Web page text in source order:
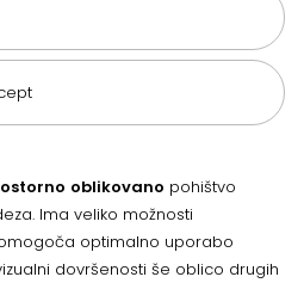
oblikovano pohištvo
Ima veliko možnosti
optimalno uporabo
dovršenosti še oblico drugih